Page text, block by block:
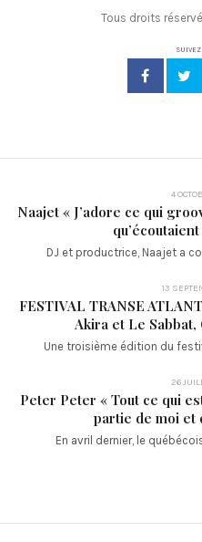
Tous droits
4
Naajet « J’adore ce qui
DJ et productrice, Naajet a
13
FESTIVAL TRANSE
Akira et Le
Une troisième édition du
26
Peter Peter « Tout ce qui
partie de moi et
En avril dernier, le